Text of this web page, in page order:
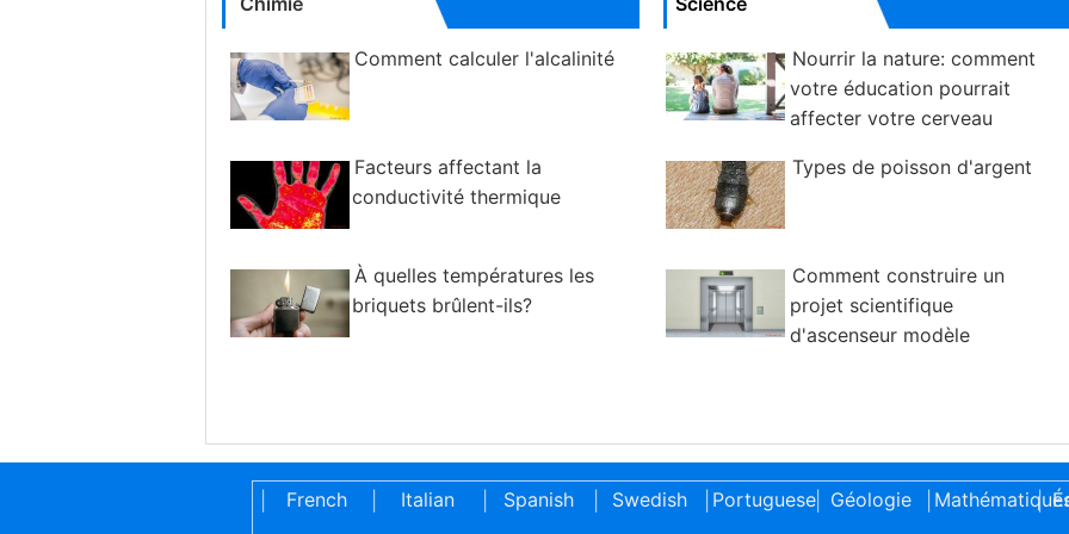
Comment calculer l'alcalinité
Facteurs affectant la
conductivité thermique
À quelles températures les
briquets brûlent-ils?
Nourrir la nature: comment
votre éducation pourrait
affecter votre cerveau
Types de poisson d'argent
Comment construire un
projet scientifique
d'ascenseur modèle
French Italian Spanish Swedish Portuguese| Géologie |